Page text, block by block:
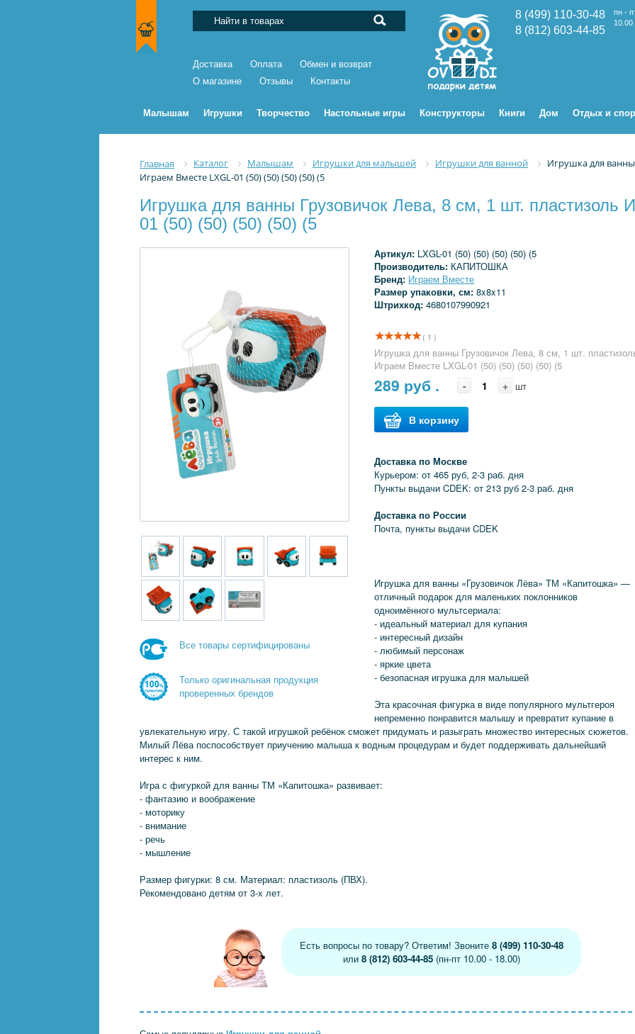
Доставка Оплата
Обмен и возврат
О магазине
Отзывы Контакты
8 (499) 110-30-48
пн -
10.00
8 (812) 603-44-85
Малышам Игрушки Творчество Настольные игры Конструкторы Книги Дом Отдых и
Главная Каталог Малышам Игрушки для малышей Игрушки для ванной
Игрушка для ванны
Играем Вместе LXGL-01 (50) (50) (50) (50) (5
Игрушка для ванны Грузовичок Лева, 8 см, 1 шт. пластизоль
01 (50) (50) (50) (50) (5
Все товары сертифицированы
Только оригинальная продукция
проверенных брендов
Артикул: LXGL-01 (50) (50) (50) (50) (5
Производитель: КАПИТОШКА
Бренд: Играем Вместе
Размер упаковки, см:8x8x11
Штрихкод:4680107990921
( 1 )
Игрушка для ванны Грузовичок Лева, 8 см, 1 шт.
Играем Вместе LXGL-01 (50) (50) (50) (50) (5
289 руб . - + шт
В корзину
Доставка по Москве
Курьером: от 465 руб, 2-3 раб. дня
Пункты выдачи CDEK: от 213 руб 2-3 раб. дня
Доставка по России
Почта, пункты выдачи CDEK
Игрушка для ванны «Грузовичок Лёва» ТМ «Капитошка» —
отличный подарок для маленьких поклонников
одноимённого мультсериала:
- идеальный материал для купания
- интересный дизайн
- любимый персонаж
- яркие цвета
- безопасная игрушка для малышей
Эта красочная фигурка в виде популярного мультгероя
непременно понравится малышу и превратит купание в
увлекательную игру. С такой игрушкой ребёнок сможет придумать и разыграть множество интересных сюжетов.
Милый Лёва поспособствует приучению малыша к водным процедурам и будет поддерживать дальнейший
интерес к ним.
Игра с фигуркой для ванны ТМ «Капитошка» развивает:
- фантазию и воображение
- моторику
- внимание
- речь
- мышление
Размер фигурки: 8 см. Материал: пластизоль (ПВХ).
Рекомендовано детям от 3-х лет.
Есть вопросы по товару? Ответим! Звоните 8 (499) 110-30-48
или 8 (812) 603-44-85(пн-пт 10.00 - 18.00)